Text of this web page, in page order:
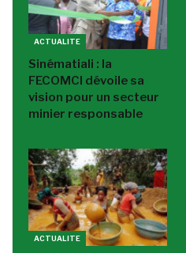
ACTUALITE
Sinématiali : la
FECOMCI dévoile sa
vision pour un secteur
minier responsable
ACTUALITE